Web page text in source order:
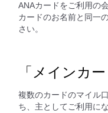
ANAカードをご利用の
カードのお名前と同一
さい。
「メインカ
複数のカードのマイル
ち、主としてご利用に